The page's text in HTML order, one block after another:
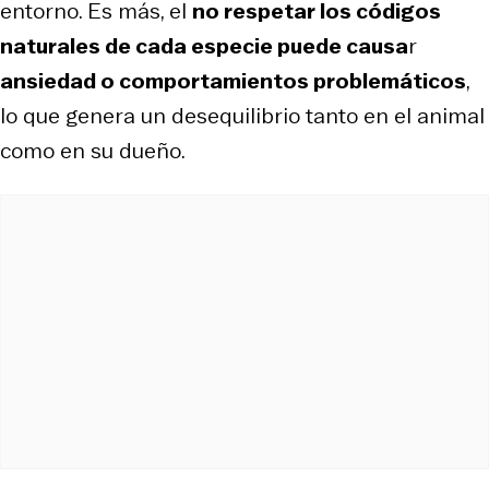
entorno. Es más, el no respetar los códigos
naturales de cada especie puede causar
ansiedad o comportamientos problemáticos,
lo que genera un desequilibrio tanto en el animal
como en su dueño.